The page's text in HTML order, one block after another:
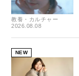
教養・カルチャー
2026.08.08
NEW